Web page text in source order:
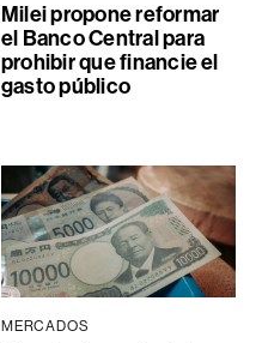
Milei propone reformar
el Banco Central para
prohibir que financie el
gasto público
MERCADOS